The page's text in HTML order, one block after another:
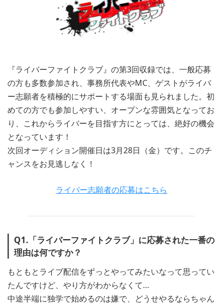
『ライバーファイトクラブ』の第3回収録では、一般応募
の方も多数参加され、事務所代表やMC、ゲストがライバ
ー志願者を積極的にサポートする場面も見られました。初
めての方でも参加しやすい、オープンな雰囲気となってお
り、これからライバーを目指す方にとっては、絶好の機会
となっています！
次回オーディション開催日は3月28日（金）です。このチ
ャンスをお見逃しなく！
ライバー志願者の応募はこちら
Q1.「ライバーファイトクラブ」に応募された一番の
理由は何ですか？
もともとライブ配信をずっとやってみたいなって思ってい
たんですけど、やり方がわからなくて…
中途半端に独学で始めるのは嫌で、どうせやるならちゃん